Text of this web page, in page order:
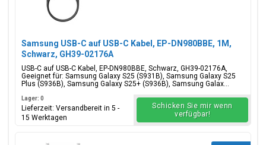
Samsung USB-C auf USB-C Kabel, EP-DN980BBE, 1M,
Schwarz, GH39-02176A
USB-C auf USB-C Kabel, EP-DN980BBE, Schwarz, GH39-02176A,
Geeignet für: Samsung Galaxy S25 (S931B), Samsung Galaxy S25
Plus (S936B), Samsung Galaxy S25+ (S936B), Samsung Galax...
Lager: 0
Lieferzeit: Versandbereit in 5 -
15 Werktagen
Schicken Sie mir wenn
verfügbar!